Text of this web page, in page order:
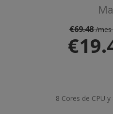
€69.48/mes
€
8 Cores de CPU